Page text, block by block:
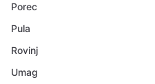
Porec
Pula
Rovinj
Umag